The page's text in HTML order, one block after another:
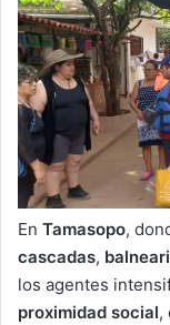
En Tamasopo,
cascadas,
los agentes
proximidad social,